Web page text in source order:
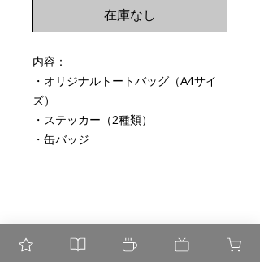
在庫なし
内容：
・オリジナルトートバッグ（A4サイ
ズ）
・ステッカー（2種類）
・缶バッジ